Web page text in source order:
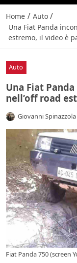
Home / Auto /
Una Fiat Panda
estremo, il video è
Auto
Una Fiat
nell’off road
Giovanni Spinazzola
Fiat Panda 750 (screen